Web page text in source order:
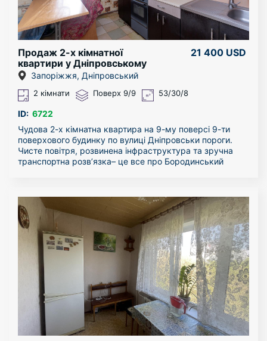
Квартира вже чекає на своїх господарів!
Телефонуйте прямо зараз, щоб отримати відповіді на
запитання та записатися на огляд. Не проґавте шанс
придбати житло за найкращою ціною!
диван, великі шафи купе, двоспальне ліжко, пральна
машина і багато іншого. Гарні сусіди!
Можлива продаж по «сертифікату» або «ваучеру».
Оглянути квартиру можна у зручний для вас час.
Продаж 2-х кімнатної
квартири у Дніпровському
районі
21 400 USD
Запоріжжя, Дніпровський
2 кімнати Поверх 9/9 53/30/8
ID: 6722
Чудова 2-х кімнатна квартира на 9-му поверсі 9-ти
поверхового будинку по вулиці Дніпровськи пороги.
Чисте повітря, розвинена інфраструктура та зручна
транспортна розв’язка– це все про Бородинський
супермаркети та зоомагазини, медичні заклади та
банки, тобто вся інфраструктура Бородинського
мікрорайону.
Загальна площа – 53 кв. м. Зручне планування та
просторі кімнати. Санвузол роздільний. Є балкон.
Дійсно цікава пропозиція! Пропонуємо подивитись і
переконатись в цьому самостійно!